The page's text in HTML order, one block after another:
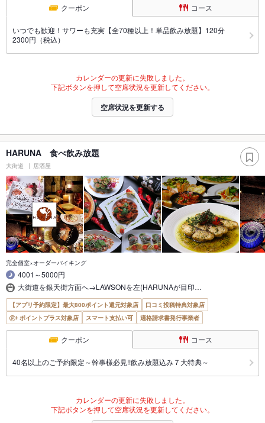
クーポン コース
いつでも歓迎！サワーも充実【全70種以上！単品飲み放題】120分
2300円（税込）
カレンダーの更新に失敗しました。
下記ボタンを押して空席状況を更新してください。
空席状況を更新する
HARUNA 食べ飲み放題
大街道 居酒屋
完全個室×オーダーバイキング
4001～5000円
大街道を銀天街方面へ→LAWSONを左(HARUNAが目印…
【アプリ予約限定】最大800ポイント還元対象店
口コミ投稿特典対象店
ポイントプラス対象店
スマート支払い可 適格請求書発行事業者
クーポン コース
40名以上のご予約限定～幹事様必見!!飲み放題込み７大特典～
カレンダーの更新に失敗しました。
下記ボタンを押して空席状況を更新してください。